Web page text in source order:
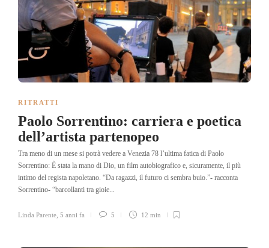
RITRATTI
Paolo Sorrentino: carriera e poetica
dell’artista partenopeo
Tra meno di un mese si potrà vedere a Venezia 78 l’ultima fatica di Paolo
Sorrentino: È stata la mano di Dio, un film autobiografico e, sicuramente, il più
intimo del regista napoletano. “Da ragazzi, il futuro ci sembra buio.”- racconta
Sorrentino- “barcollanti tra gioie...
Linda Parente 5 anni fa 5 12 min